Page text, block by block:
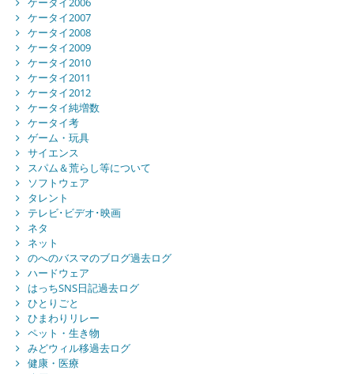
ケータイ2007
ケータイ2008
ケータイ2009
ケータイ2010
ケータイ2011
ケータイ2012
ケータイ純増数
ケータイ考
ゲーム・玩具
サイエンス
スパム＆荒らし等について
ソフトウェア
タレント
テレビ･ビデオ･映画
ネタ
ネット
のへのバスマのブログ過去ログ
ハードウェア
はっちSNS日記過去ログ
ひとりごと
ひまわりリレー
ペット・生き物
みどウィル移過去ログ
健康・医療